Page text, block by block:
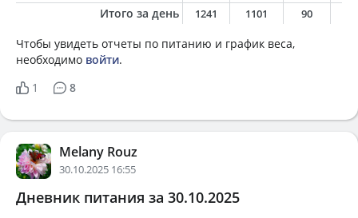
Итого за день 1241 1101 90
Чтобы увидеть отчеты по питанию и график веса,
необходимо войти.
1
8
Melany Rouz
30.10.2025 16:55
Дневник питания за 30.10.2025